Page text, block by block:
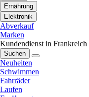
Ernährung
Elektronik
Abverkauf
Marken
Kundendienst in Frankreich
Suchen
Neuheiten
Schwimmen
Fahrräder
Laufen